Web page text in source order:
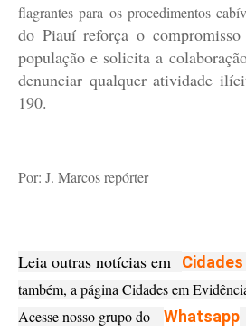
flagrantes para os procedimentos
do Piauí reforça o
população e solicita a
denunciar qualquer atividade
190.
Por: J. Marcos repórter
Leia outras notícias em
também, a página Cidades em
Acesse nosso grupo do Whatsapp